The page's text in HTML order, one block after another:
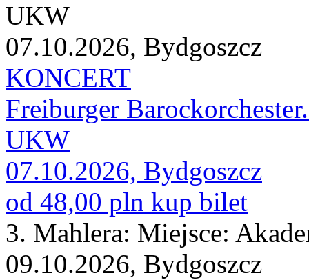
UKW
07.10.2026, Bydgoszcz
KONCERT
Freiburger
UKW
07.10.2026, Bydgoszcz
od 48,00 pln kup bilet
3. Mahlera: Miejsce:
09.10.2026, Bydgoszcz